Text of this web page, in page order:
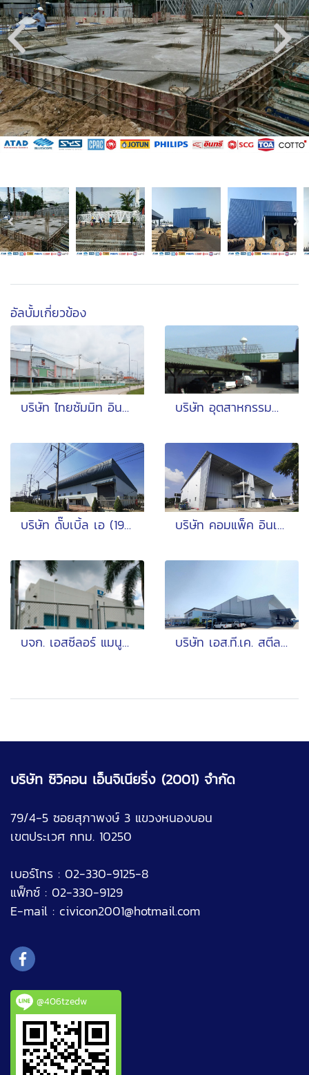
อัลบั้มเกี่ยวข้อง
บริษัท ไทยซัมมิท อินดัสตรี จำกัด บริษัท อุตสาหกรรมอำนวยไชย จำกัด
บริษัท ดั๊บเบิ้ล เอ (1991) จำกัด (มหาชน) และบริษัทในเครือ บริษัท คอมแพ็ค อินเตอร์เเนชัั่นแนล (1994) จำกัด
บจก. เอสซีลอร์ แมนูแฟ็คเจอริ่ง (ประเทศไทย) บริษัท เอส.ที.เค. สตีล จำกัด
บริษัท ซิวิคอน เอ็นจิเนียริ่ง (2001) จำกัด
79/4-5 ซอยสุภาพงษ์ 3 แขวงหนองบอน
เขตประเวศ กทม. 10250
เบอร์โทร : 02-330-9125-8
แฟ็กซ์ : 02-330-9129
E-mail : civicon2001@hotmail.com
@406tzedw